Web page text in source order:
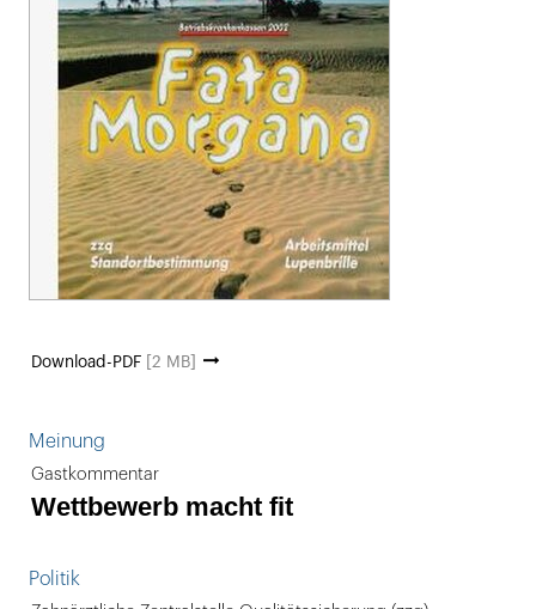
Download-PDF [2 MB]
Meinung
Gastkommentar
Wettbewerb macht fit
Politik